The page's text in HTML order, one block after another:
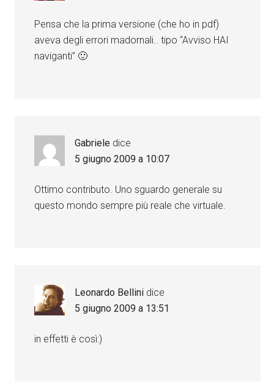
Pensa che la prima versione (che ho in pdf)
aveva degli errori madornali.. tipo “Avviso HAI
naviganti” 🙂
Gabriele dice
5 giugno 2009 a 10:07
Ottimo contributo. Uno sguardo generale su
questo mondo sempre più reale che virtuale.
Leonardo Bellini dice
5 giugno 2009 a 13:51
in effetti è così:)